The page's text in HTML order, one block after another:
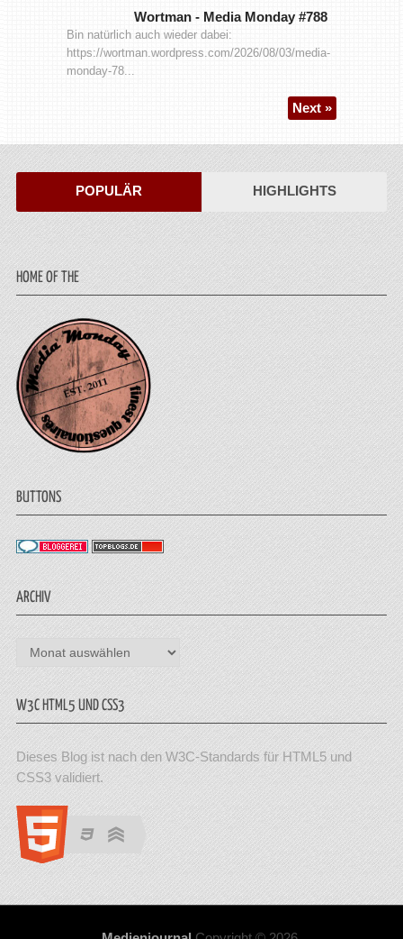
Wortman - Media Monday #788
Bin natürlich auch wieder dabei:
https://wortman.wordpress.com/2026/08/03/media-
monday-78...
Next »
POPULÄR HIGHLIGHTS
HOME OF THE
BUTTONS
ARCHIV
Archiv
W3C HTML5 UND CSS3
Dieses Blog ist nach den W3C-Standards für HTML5 und
CSS3 validiert.